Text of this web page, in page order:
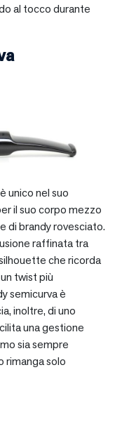
al tocco durante
unico nel suo
il suo corpo mezzo
di brandy rovesciato.
raffinata tra
che ricorda
twist più
semicurva è
inoltre, di uno
una gestione
sia sempre
rimanga solo